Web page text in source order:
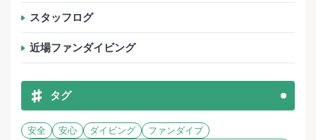
スタッフログ
近場ファンダイビング
タグ
安全 安心 ダイビング
ファンダイブ